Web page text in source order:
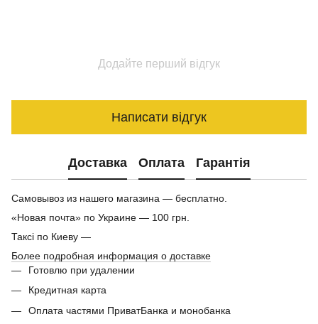
Додайте перший відгук
Написати відгук
Доставка Оплата Гарантія
Самовывоз из нашего магазина — бесплатно.
«Новая почта» по Украине — 100 грн.
Таксі по Киеву —
Более подробная информация о доставке
Готовлю при удалении
Кредитная карта
Оплата частями ПриватБанка и монобанка